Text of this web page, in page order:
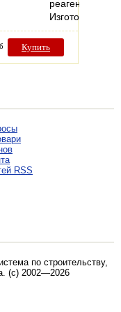
реагентов.
Купить
RSS
по строительству,
. (c) 2002—2026